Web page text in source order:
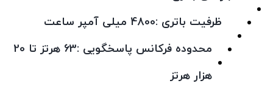
ظرفیت باتری :4800 میلی آمپر ساعت
محدوده فرکانس پاسخگویی :63 هرتز تا 20
هزار هرتز